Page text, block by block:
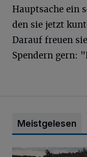
Hauptsache ein
den sie jetzt
Darauf freuen
Spendern gern:
Meistgelesen
Vier Tage mit